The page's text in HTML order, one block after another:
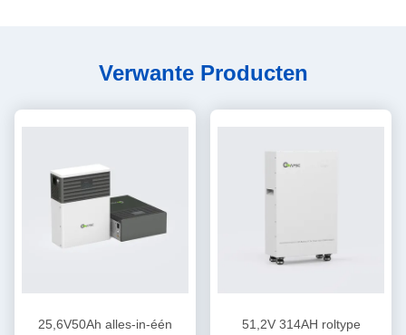
Verwante Producten
25,6V50Ah alles-in-één
51,2V 314AH roltype